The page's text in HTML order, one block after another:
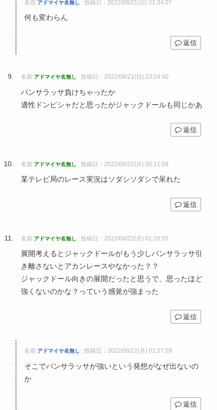
名前:アドマイヤ名無し : 投稿日：2022/08/21(日) 21:34:07
何も変わらん
返信
名前:アドマイヤ名無し : 投稿日：2022/08/21(日) 23:24:40
パンサラッサ負けちゃったか
適性ドンピシャだと思ったがジャックドールも同じかあ
返信
名前:アドマイヤ名無し : 投稿日：2022/08/22(月) 00:11:09
某テレビ局のレース実況はソダシソダシで呆れた
返信
名前:アドマイヤ名無し : 投稿日：2022/08/22(月) 01:26:05
展開考えるとジャックドールがもう少しパンサラッサ引
き離さないとアカンレースやなかった？？
ジャックドール向きの展開だったと思うで、思ったほど
強くないのかな？っていう感覚が強まった
返信
名前:アドマイヤ名無し : 投稿日：2022/08/22(月) 01:27:59
そこでパンサラッサが強いという発想がなぜ出ないの
か
返信